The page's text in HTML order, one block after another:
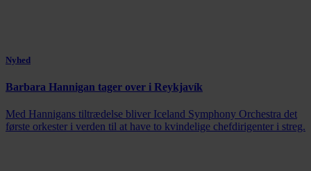
Nyhed
Barbara Hannigan tager over i Reykjavík
Med Hannigans tiltrædelse bliver Iceland Symphony Orchestra det
første orkester i verden til at have to kvindelige chefdirigenter i streg.